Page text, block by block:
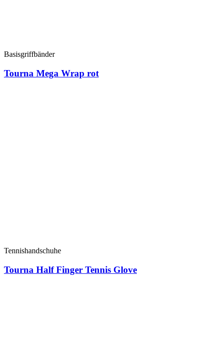
Basisgriffbänder
Tourna Mega Wrap rot
Tennishandschuhe
Tourna Half Finger Tennis Glove